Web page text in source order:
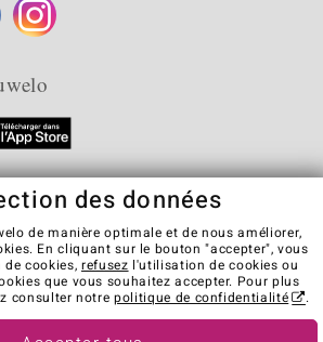
des données
Cookies
stores in other countries:
des données
de manière optimale et de nous améliorer,
En cliquant sur le bouton "accepter", vous
cookies, refusez l'utilisation de cookies ou
que vous souhaitez accepter. Pour plus
consulter notrepolitique de confidentialité .